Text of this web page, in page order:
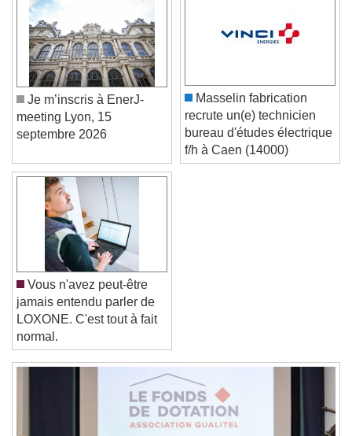
Text Background
Color Opacity
Caption Area Background
Color
Font Size
Text Edge Style
Font Family
Reset
Done
Close Modal Dialog
Je m’inscris à EnerJ-
meeting Lyon, 15
Masselin fabrication
recrute un(e) technicien
bureau d'études électrique
f/h à Caen (14000)
Vous n'avez peut-être
jamais entendu parler de
LOXONE. C'est tout à fait
normal.